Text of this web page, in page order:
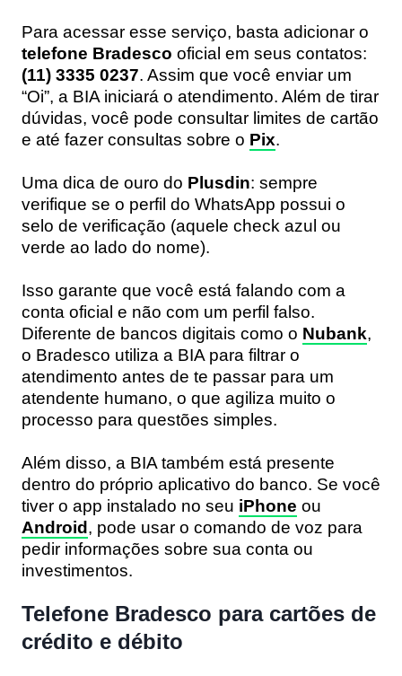
Para acessar esse serviço, basta adicionar o
telefone Bradesco oficial em seus contatos:
(11) 3335 0237. Assim que você enviar um
“Oi”, a BIA iniciará o atendimento. Além de tirar
dúvidas, você pode consultar limites de cartão
e até fazer consultas sobre o Pix.
Uma dica de ouro do Plusdin: sempre
verifique se o perfil do WhatsApp possui o
selo de verificação (aquele check azul ou
verde ao lado do nome).
Isso garante que você está falando com a
conta oficial e não com um perfil falso.
Diferente de bancos digitais como o Nubank,
o Bradesco utiliza a BIA para filtrar o
atendimento antes de te passar para um
atendente humano, o que agiliza muito o
processo para questões simples.
Além disso, a BIA também está presente
dentro do próprio aplicativo do banco. Se você
tiver o app instalado no seu iPhone ou
Android, pode usar o comando de voz para
pedir informações sobre sua conta ou
investimentos.
Telefone Bradesco para cartões de
crédito e débito